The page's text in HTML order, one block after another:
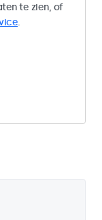
te zien, of
.